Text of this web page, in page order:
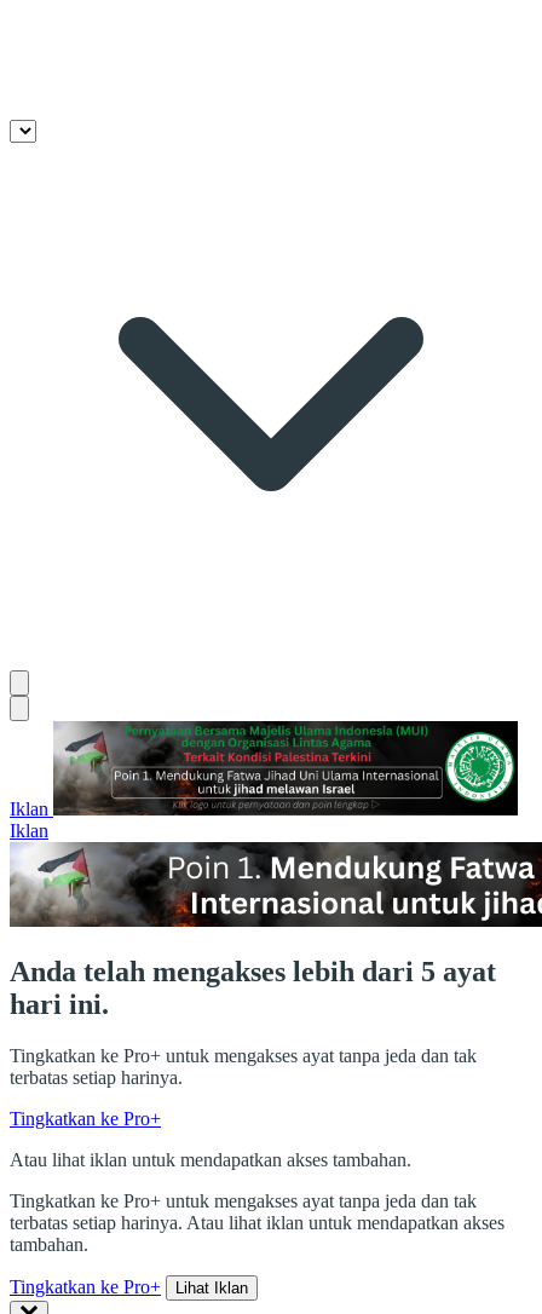
Iklan
Iklan
Anda telah mengakses lebih dari 5 ayat
hari ini.
Tingkatkan ke Pro+ untuk mengakses ayat tanpa jeda dan tak
terbatas setiap harinya.
Tingkatkan ke Pro+
Atau lihat iklan untuk mendapatkan akses tambahan.
Tingkatkan ke Pro+ untuk mengakses ayat tanpa jeda dan tak
terbatas setiap harinya. Atau lihat iklan untuk mendapatkan akses
tambahan.
Tingkatkan ke Pro+ Lihat Iklan